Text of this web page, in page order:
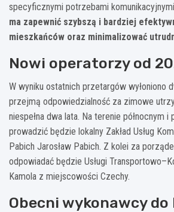
specyficznymi potrzebami
ma zapewnić szybszą i bardziej
mieszkańców oraz minimalizować
Nowi operatorzy od
W wyniku ostatnich przetargów wyłoniono
przejmą odpowiedzialność za zimowe
niespełna dwa lata. Na terenie północnym i
prowadzić będzie lokalny Zakład Usług
Pabich Jarosław Pabich. Z kolei za
odpowiadać będzie Usługi
Kamola z miejscowości Czechy.
Obecni wykonawcy do